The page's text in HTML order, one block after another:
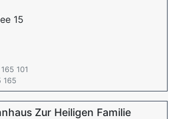
15
101
165
Zur Heiligen Familie